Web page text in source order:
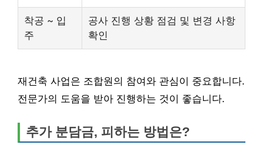
착공 ~ 입
주
공사 진행 상황 점검 및 변경 사항
확인
재건축 사업은 조합원의 참여와 관심이 중요합니다.
전문가의 도움을 받아 진행하는 것이 좋습니다.
추가 분담금, 피하는 방법은?